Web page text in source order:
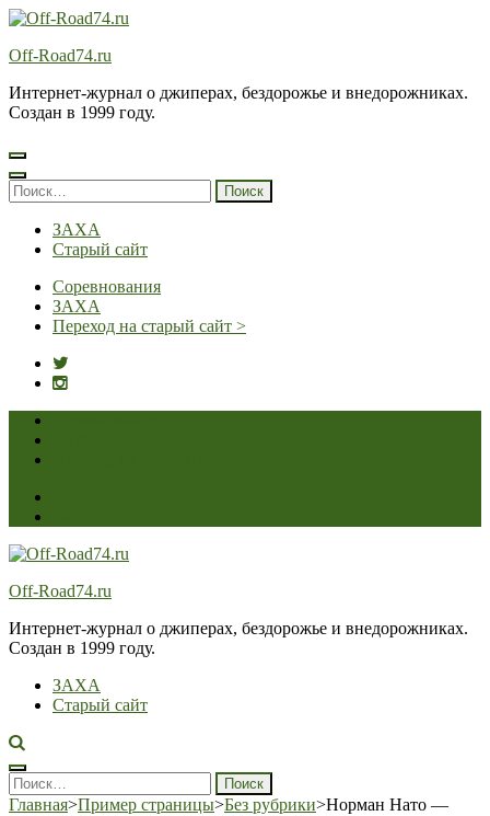
Перейти
содержимому
Enter)
Off-Road74.ru
Интернет-журнал о джиперах, бездорожье и внедорожниках.
Создан в 1999 году.
Найти:
ЗАХА
Старый сайт
Соревнования
ЗАХА
Переход на старый сайт >
Off-Road74.ru
Интернет-журнал о джиперах, бездорожье и внедорожниках.
Создан в 1999 году.
ЗАХА
Старый сайт
Найти:
Главная>Пример страницы>Без рубрики>Норман Нато —